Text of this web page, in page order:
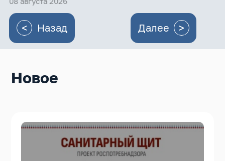
Назад Далее
Новое